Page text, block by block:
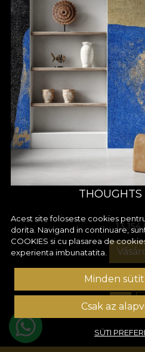
13 154
1
Acest site foloseste cookies
dorita. Navigand in continuare,
COOKIES si cu plasarea de
experienta imbunatatita.
Minden
Csak az
SÜTI